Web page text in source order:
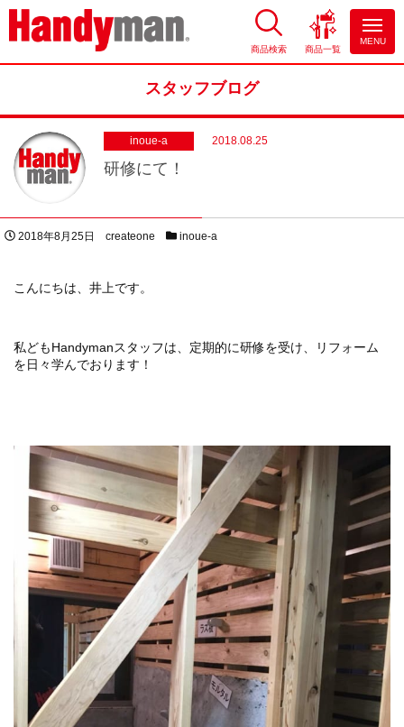
お風呂やキッチンのリフォーム
商品検索 商品一覧
MENU
スタッフブログ
inoue-a 2018.08.25
研修にて！
投稿日
2018年8月25日 著者
createone スタッフブログカテゴリー
inoue-a
こんにちは、井上です。
私どもHandymanスタッフは、定期的に研修を受け、リフォーム
を日々学んでおります！